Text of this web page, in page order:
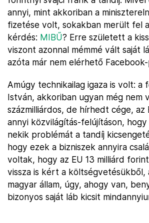
annyi, mint akkoriban a
fizetése volt, sokakban merült fel
kérdés: MIBŰ? Erre született a
viszont azonnal mémmé vált saját
azóta már nem elérhető
Amúgy technikailag igaza is volt: a
István, akkoriban ugyan még nem
százmilliárdos, de hírhedt cége, az
annyi közvilágítás-felújításon,
nekik problémát a tandíj
hogy ezek a bizniszek annyira
voltak, hogy az EU 13 milliárd
vissza is kért a költségvetésükből,
magyar állam, úgy, ahogy van,
bizonyos saját láb kicsit